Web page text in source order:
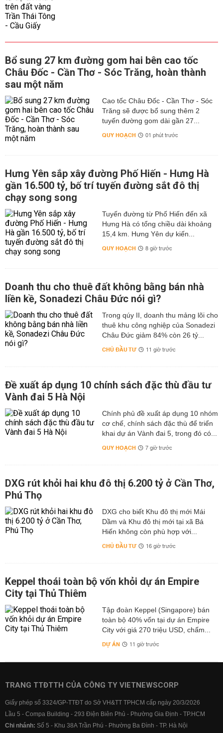
Bổ sung 27 km đường gom hai bên cao tốc
Châu Đốc - Cần Thơ - Sóc Trăng, hoàn thành
sau một năm
Cao tốc Châu Đốc - Cần Thơ - Sóc
Trăng sẽ được bổ sung thêm 2
tuyến đường gom dài gần 27...
QUY HOẠCH 01 phút trước
Hưng Yên sắp xây đường Phố Hiến - Hưng Hà
gần 16.500 tỷ, bố trí tuyến đường sắt đô thị
chạy song song
Tuyến đường từ Phố Hiến đến xã
Hưng Hà có tổng chiều dài khoảng
15,4 km. Hưng Yên dự kiến...
QUY HOẠCH 8 giờ trước
Doanh thu cho thuê đất không bằng bán nhà
liền kề, Sonadezi Châu Đức nói gì?
Trong qúy II, doanh thu mảng lõi cho
thuê khu công nghiệp của Sonadezi
Châu Đức giảm 84% còn 26 tỷ...
CHỦ ĐẦU TƯ 11 giờ trước
Đề xuất áp dụng 10 chính sách đặc thù đầu tư
Vành đai 5 Hà Nội
Chính phủ đề xuất áp dụng 10 nhóm
cơ chế, chính sách đặc thù để triển
khai dự án Vành đai 5, trong đó có...
QUY HOẠCH 7 giờ trước
DXG rút khỏi hai khu đô thị 6.200 tỷ ở Cần Thơ,
Phú Thọ
DXG cho biết Khu đô thị mới Mái
Dầm và Khu đô thị mới tại xã Bá
Hiến không còn phù hợp với...
CHỦ ĐẦU TƯ 16 giờ trước
Keppel thoái toàn bộ vốn khỏi dự án Empire
City tại Thủ Thiêm
Tập đoàn Keppel (Singapore) bán
toàn bộ 40% vốn tại dự án Empire
City với giá 270 triệu USD, chấm...
DỰ ÁN 11 giờ trước
TRANG TTĐTTH CỦA CÔNG TY VIETNEWSCORP
Giấy phép số 3324/GP-TTĐT do Sở VH&TT TPHCM cấp ngày 20/3/2026
Lầu 5 - Compa Building - 293 Điện Biên Phủ - Phường Gia Định - TP.HCM
Chi nhánh: Số 5 - Khu 38A Trần Phú - Phường Ba Đình - TP. Hà Nội